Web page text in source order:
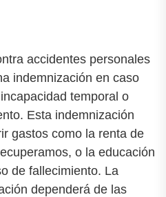
accidentes personales
indemnización en caso
temporal o
Esta indemnización
gastos como la renta de
o la educación
de fallecimiento. La
dependerá de las